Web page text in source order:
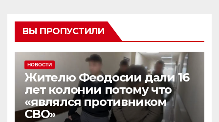
ВЫ ПРОПУСТИЛИ
НОВОСТИ
Жителю Феодосии дали 16
лет колонии потому что
«являлся противником
СВО»